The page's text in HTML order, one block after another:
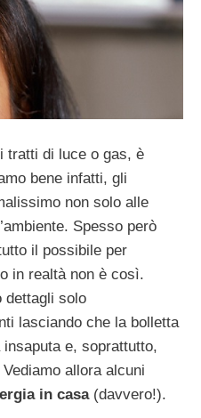
tratti di luce o gas, è
bene infatti, gli
non solo alle
Spesso però
il possibile per
in realtà non è così.
dettagli solo
lasciando che la bolletta
e, soprattutto,
allora alcuni
in casa(davvero!).